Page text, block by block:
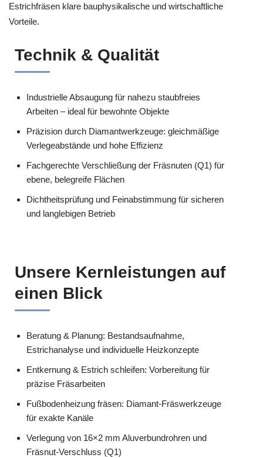
Estrichfräsen klare bauphysikalische und wirtschaftliche
Vorteile.
Unsere Kernleistungen auf
einen Blick
Beratung & Planung: Bestandsaufnahme,
Estrichanalyse und individuelle Heizkonzepte
Entkernung & Estrich schleifen: Vorbereitung für
präzise Fräsarbeiten
Fußbodenheizung fräsen: Diamant-Fräswerkzeuge
für exakte Kanäle
Verlegung von 16×2 mm Aluverbundrohren und
Fräsnut-Verschluss (Q1)
Technik & Qualität
Industrielle Absaugung für nahezu staubfreies
Arbeiten – ideal für bewohnte Objekte
Präzision durch Diamantwerkzeuge: gleichmäßige
Verlegeabstände und hohe Effizienz
Fachgerechte Verschließung der Fräsnuten (Q1) für
ebene, belegreife Flächen
Dichtheitsprüfung und Feinabstimmung für sicheren
und langlebigen Betrieb